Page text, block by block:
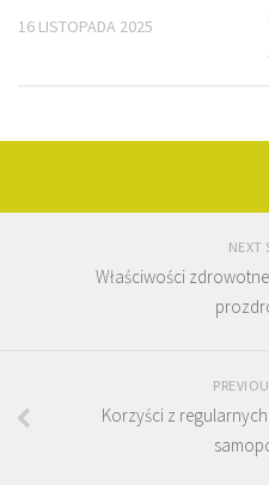
16 LISTOPADA 2025
NEXT
Właściwości
Korzyści z